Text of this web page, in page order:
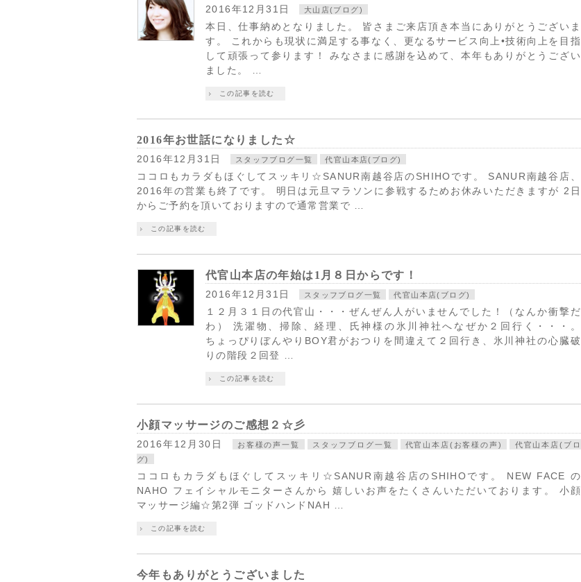
2016年12月31日 大山店(ブログ)
本日、仕事納めとなりました。 皆さまご来店頂き本当にありがとうございま
す。 これからも現状に満足する事なく、更なるサービス向上•技術向上を目指
して頑張って参ります！ みなさまに感謝を込めて、本年もありがとうござい
ました。 …
この記事を読む
2016年お世話になりました☆
2016年12月31日 スタッフブログ一覧 代官山本店(ブログ)
ココロもカラダもほぐしてスッキリ☆SANUR南越谷店のSHIHOです。 SANUR南越谷店、
2016年の営業も終了です。 明日は元旦マラソンに参戦するためお休みいただきますが 2日
からご予約を頂いておりますので通常営業で …
この記事を読む
代官山本店の年始は1月８日からです！
2016年12月31日 スタッフブログ一覧 代官山本店(ブログ)
１２月３１日の代官山・・・ぜんぜん人がいませんでした！（なんか衝撃だ
わ） 洗濯物、掃除、経理、氏神様の氷川神社へなぜか２回行く・・・。
ちょっぴりぼんやりBOY君がおつりを間違えて２回行き、氷川神社の心臓破
りの階段２回登 …
この記事を読む
小顔マッサージのご感想２☆彡
2016年12月30日 お客様の声一覧 スタッフブログ一覧 代官山本店(お客様の声)
代官山本店(ブロ
グ)
ココロもカラダもほぐしてスッキリ☆SANUR南越谷店のSHIHOです。 NEW FACE の
NAHO フェイシャルモニターさんから 嬉しいお声をたくさんいただいております。 小顔
マッサージ編☆第2弾 ゴッドハンドNAH …
この記事を読む
今年もありがとうございました